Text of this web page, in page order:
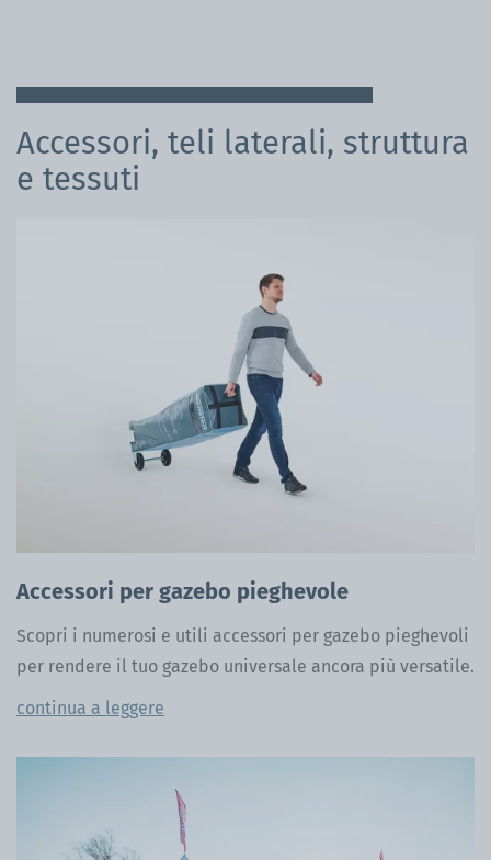
Accessori, teli laterali, struttura
e tessuti
Accessori per gazebo pieghevole
Scopri i numerosi e utili accessori per gazebo pieghevoli
per rendere il tuo gazebo universale ancora più versatile.
continua a leggere